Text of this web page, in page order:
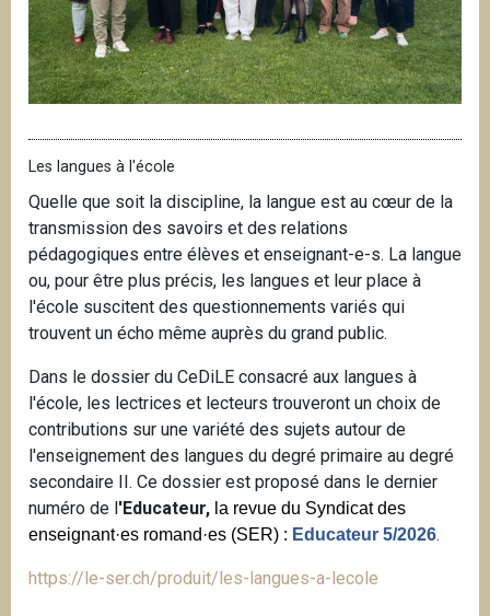
Les langues à l'école
Quelle que soit la discipline, la langue est au cœur de la
transmission des savoirs et des relations
pédagogiques entre élèves et enseignant-e-s. La langue
ou, pour être plus précis, les langues et leur place à
l'école suscitent des questionnements variés qui
trouvent un écho même auprès du grand public.
Dans le dossier du CeDiLE consacré aux langues à
l'école, les lectrices et lecteurs trouveront un choix de
contributions sur une variété des sujets autour de
l'enseignement des langues du degré primaire au degré
secondaire II. Ce dossier est proposé dans le dernier
numéro de l'Educateur, la revue du Syndicat des
enseignant·es romand·es (SER) : Educateur 5/2026.
https://le-ser.ch/produit/les-langues-a-lecole